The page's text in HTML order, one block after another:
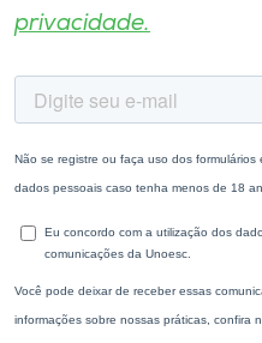
privacidade.